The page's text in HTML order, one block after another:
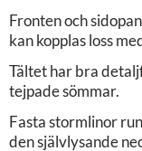
Fronten och
kan kopplas loss
Tältet har bra
tejpade sömmar.
Fasta stormlinor
den självlysande